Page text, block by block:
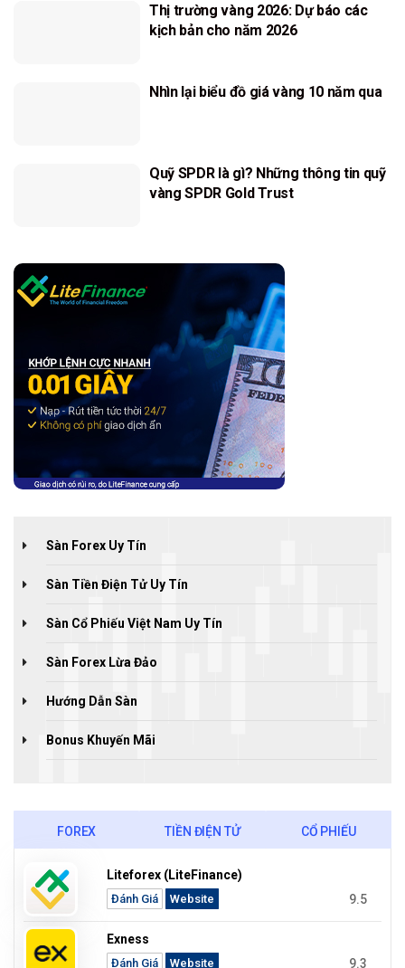
Thị trường vàng 2026: Dự báo các
kịch bản cho năm 2026
Nhìn lại biểu đồ giá vàng 10 năm qua
Quỹ SPDR là gì? Những thông tin quỹ
vàng SPDR Gold Trust
Sàn Forex Uy Tín
Sàn Tiền Điện Tử Uy Tín
Sàn Cổ Phiếu Việt Nam Uy Tín
Sàn Forex Lừa Đảo
Hướng Dẫn Sàn
Bonus Khuyến Mãi
FOREX TIỀN ĐIỆN TỬ CỔ PHIẾU
Liteforex (LiteFinance)
Đánh Giá Website 9.5
Exness
Đánh Giá Website 9.3